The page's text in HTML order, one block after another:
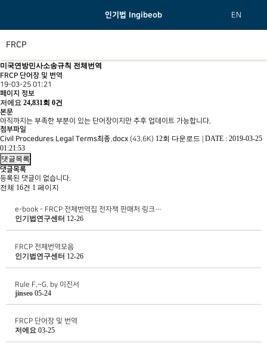
인기법 Ingibeob EN
FRCP
미국연방민사소송규칙 전체번역
FRCP 단어장 및 번역
19-03-25 01:21
페이지 정보
저에요 24,831회 0건
본문
아직까지는 부족한 부분이 있는 단어장이지만 추후 업데이트 가능합니다.
첨부파일
Civil Procedures Legal Terms최종.docx (43.6K) 12회 다운로드
DATE : 2019-03-25
01:21:53
댓글목록
댓글목록
등록된 댓글이 없습니다.
전체 16건 1 페이지
e-book - FRCP 전체번역집 전자책 판매처 링크…
인기법연구센터 12-26
FRCP 전체번역모음
인기법연구센터 12-26
Rule F.~G. by 이진서
jinseo 05-24
FRCP 단어장 및 번역
저에요 03-25